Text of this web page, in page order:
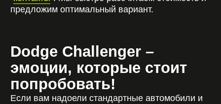
INFO@CARDEALER-RENT.BY
САЛОН ПРОКАТА
АВТОМОБИЛЕЙ